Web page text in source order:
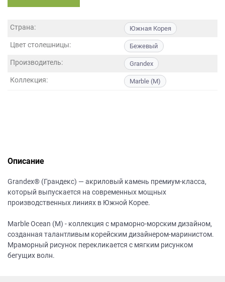
Страна: Южная Корея
Цвет столешницы: Бежевый
Производитель: Grandex
Коллекция: Marble (M)
Описание
Grandex® (Грандекс) — акриловый камень премиум-класса,
который выпускается на современных мощных
производственных линиях в Южной Корее.
Marble Ocean (M) - коллекция с мраморно-морским дизайном,
созданная талантливым корейским дизайнером-маринистом.
Мраморный рисунок перекликается с мягким рисунком
бегущих волн.